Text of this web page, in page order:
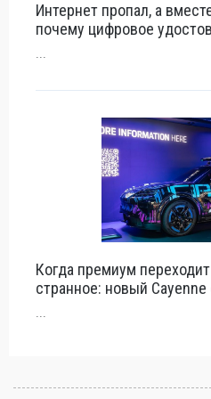
Интернет пропал, а
почему цифровое
...
Когда премиум
странное: новый Cayenne
...